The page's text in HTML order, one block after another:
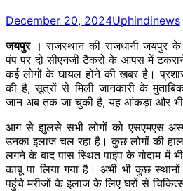
December 20, 2024Uphindinews
जयपुर । राजस्थान की राजधानी जयपुर
पंप पर दो सीएनजी टैंकरों के आपस में
कई लोगों के घायल होने की खबर है।
की है, सूत्रों से मिली जानकारी के
जान अब तक जा चुकी है, यह आंकड़ा और भी
आग से झुलसे सभी लोगों को एसएमएस
उनका इलाज चल रहा है। कुछ लोगों की
लगने के बाद पास स्थित पाइप के गोदाम
काबू पा लिया गया है। अभी भी कुछ
पहुंचे मरीजों के इलाज के लिए घरों से